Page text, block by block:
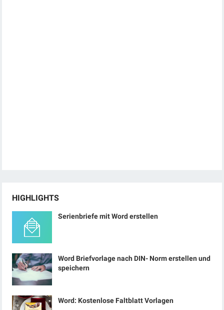
HIGHLIGHTS
Serienbriefe mit Word erstellen
Word Briefvorlage nach DIN- Norm erstellen und
speichern
Word: Kostenlose Faltblatt Vorlagen